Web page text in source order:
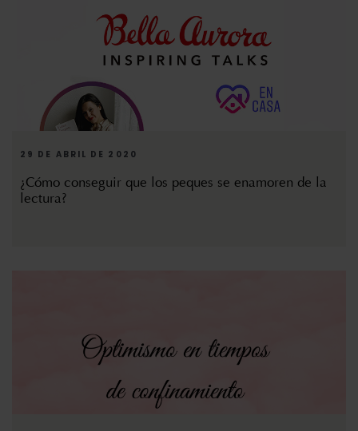
29 DE ABRIL DE 2020
¿Cómo conseguir que los peques se enamoren de la
lectura?